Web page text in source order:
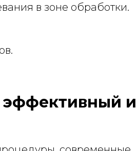
в зоне обработки.
эффективный и